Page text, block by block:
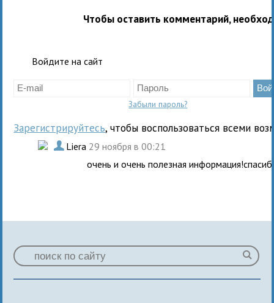
Чтобы оставить комментарий,
Войдите на сайт
Забыли пароль?
Зарегистрируйтесь, чтобы воспользоваться всеми
. Liera 29 ноября в 00:21
очень и очень полезная